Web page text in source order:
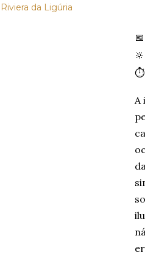
Riviera da Ligúria
A